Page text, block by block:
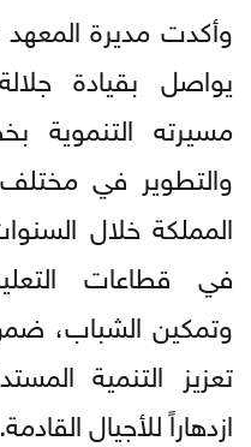
وأكدت مديرة المعهد
يواصل بقيادة
مسيرته التنموية
والتطوير في
المملكة خلال
في قطاعات
وتمكين الشباب،
تعزيز التنمية
ازدهاراً للأجيال القادمة.